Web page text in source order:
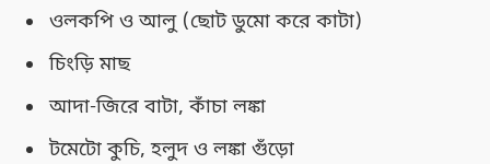
ওলকপি ও আলু (ছোট ডুমো করে কাটা)
চিংড়ি মাছ
আদা-জিরে বাটা, কাঁচা লঙ্কা
টমেটো কুচি, হলুদ ও লঙ্কা গুঁড়ো